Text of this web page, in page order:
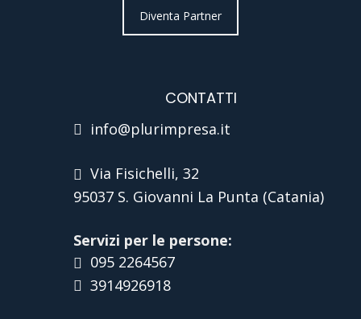
Diventa Partner
CONTATTI
info@plurimpresa.it
Via Fisichelli, 32
95037 S. Giovanni La Punta (Catania)
Servizi per le persone:
095 2264567
3914926918